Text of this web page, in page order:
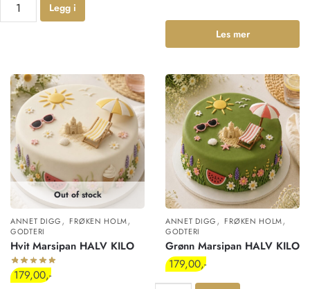
Legg i
Les mer
Out of stock
ANNET DIGG, FRØKEN HOLM,
GODTERI
Hvit Marsipan HALV KILO
179,00
ANNET DIGG, FRØKEN HOLM,
GODTERI
Grønn Marsipan HALV KILO
179,00